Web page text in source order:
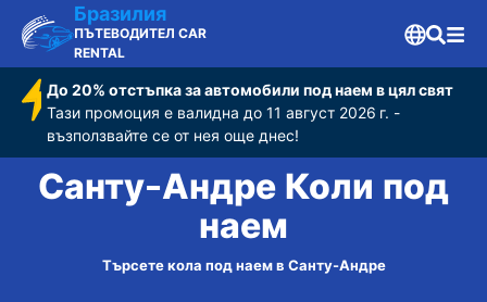
Бразилия
ПЪТЕВОДИТЕЛ CAR
RENTAL
До 20% отстъпка за автомобили под наем в цял свят
Тази промоция е валидна до 11 август 2026 г. -
възползвайте се от нея още днес!
Санту-Андре Коли под
наем
Търсете кола под наем в Санту-Андре